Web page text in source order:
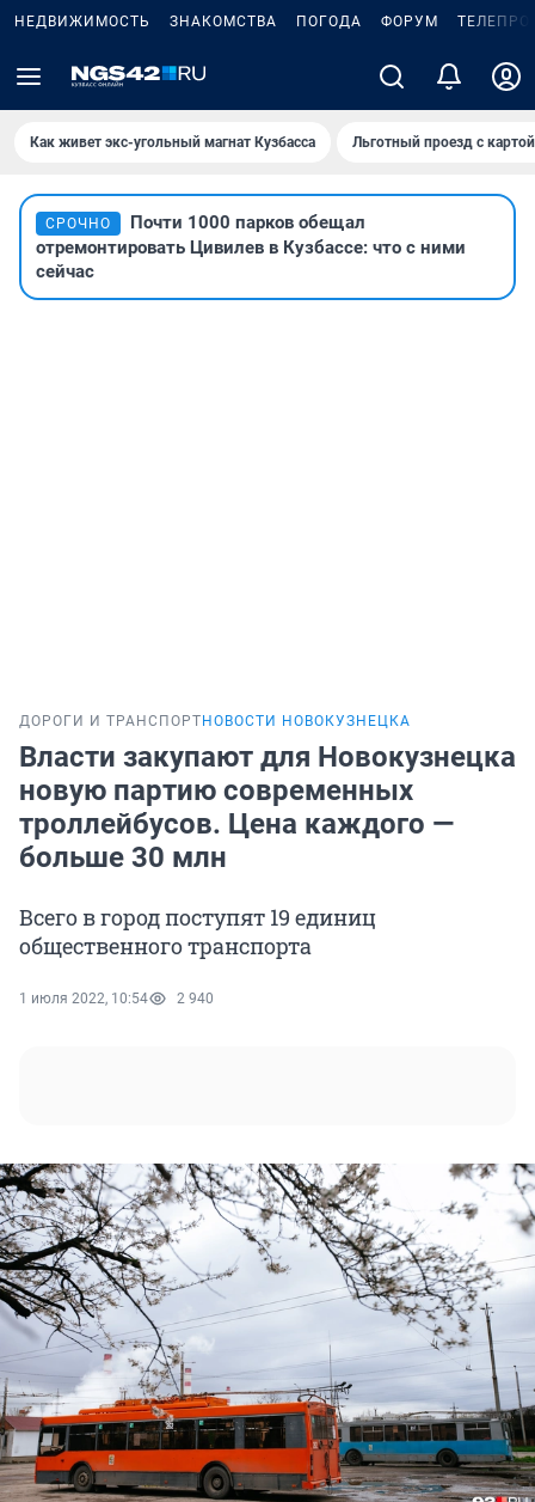
НЕДВИЖИМОСТЬ ЗНАКОМСТВА ПОГОДА ФОРУМ
Как живет экс-угольный магнат Кузбасса Льготный проезд с
СРОЧНО
Почти 1000 парков обещал
отремонтировать Цивилев в Кузбассе: что с ними
сейчас
ДОРОГИ И ТРАНСПОРТ НОВОСТИ НОВОКУЗНЕЦКА
Власти закупают для Новокузнецка
новую партию современных
троллейбусов. Цена каждого —
больше 30 млн
Всего в город поступят 19 единиц
общественного транспорта
1 июля 2022, 10:54 2 940